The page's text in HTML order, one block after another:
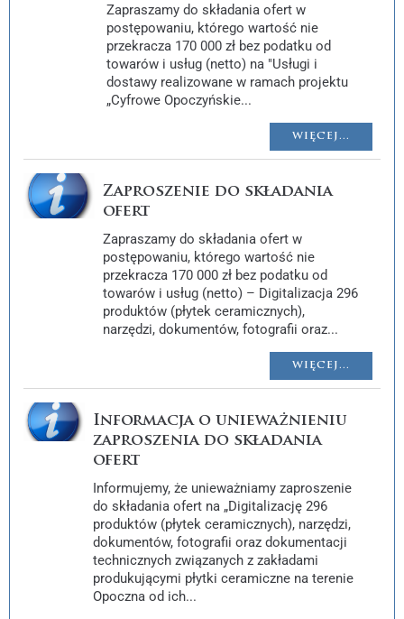
Zapraszamy do składania ofert w
postępowaniu, którego wartość nie
przekracza 170 000 zł bez podatku od
towarów i usług (netto) na "Usługi i
dostawy realizowane w ramach projektu
„Cyfrowe Opoczyńskie...
WIĘCEJ...
Zaproszenie do składania
ofert
Zapraszamy do składania ofert w
postępowaniu, którego wartość nie
przekracza 170 000 zł bez podatku od
towarów i usług (netto) – Digitalizacja 296
produktów (płytek ceramicznych),
narzędzi, dokumentów, fotografii oraz...
WIĘCEJ...
Informacja o unieważnieniu
zaproszenia do składania
ofert
Informujemy, że unieważniamy zaproszenie
do składania ofert na „Digitalizację 296
produktów (płytek ceramicznych), narzędzi,
dokumentów, fotografii oraz dokumentacji
technicznych związanych z zakładami
produkującymi płytki ceramiczne na terenie
Opoczna od ich...